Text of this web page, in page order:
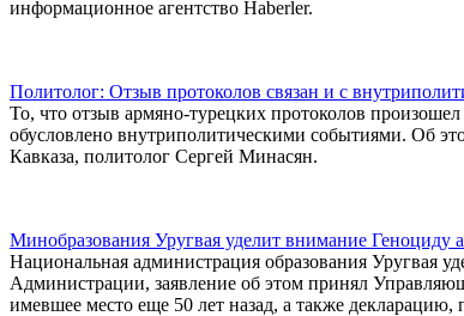
информационное агентство Haberler.
Политолог: Отзыв протоколов связан и с
То, что отзыв армяно-турецких протоколов
обусловлено внутриполитическими событиями. Об
Кавказа, политолог Сергей Минасян.
Минобразования Уругвая уделит внимание Геноциду
Национальная администрация образования Уругвая
Администрации, заявление об этом принял
имевшее место еще 50 лет назад, а также